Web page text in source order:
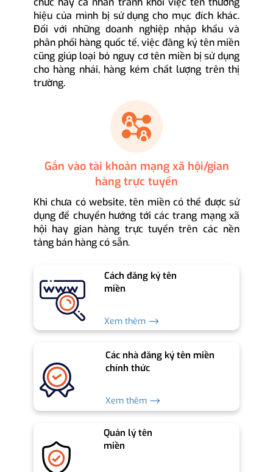
hiệu của mình bị sử dụng cho mục đích khác.
Đối với những doanh nghiệp nhập khẩu và
phân phối hàng quốc tế, việc đăng ký tên miền
cũng giúp loại bỏ nguy cơ tên miền bị sử dụng
cho hàng nhái, hàng kém chất lượng trên thị
trường.
Gắn vào tài khoản mạng xã hội/gian
hàng trực tuyến
Khi chưa có website, tên miền có thể được sử
dụng để chuyển hướng tới các trang mạng xã
hội hay gian hàng trực tuyến trên các nền
tảng bán hàng có sẵn.
Cách đăng ký tên
miền
Xem thêm ⟶
Các nhà đăng ký tên miền
chính thức
Xem thêm ⟶
Quản lý tên
miền